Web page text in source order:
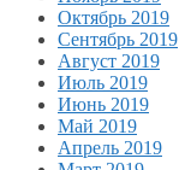
Октябрь 2019
Сентябрь 2019
Август 2019
Июль 2019
Июнь 2019
Май 2019
Апрель 2019